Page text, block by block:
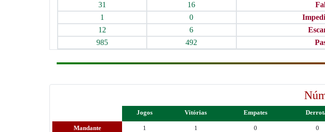
31
16
1
0
12
6
985
492
Jogos Vitórias Empates
Mandante 1 1 0 0